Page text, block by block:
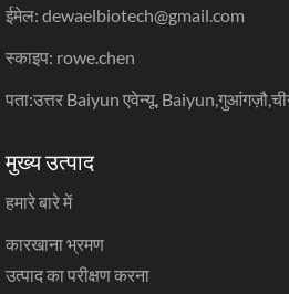
ईमेल: dewaelbiotech@gmail.com
स्काइप: rowe.chen
पता:उत्तर Baiyun एवेन्यू,
मुख्य उत्पाद
हमारे बारे में
कारखाना भ्रमण
उत्पाद का परीक्षण करना